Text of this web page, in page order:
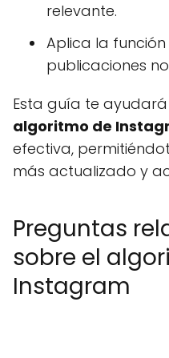
relevante.
Aplica la función
publicaciones
Esta guía te
algoritmo de
efectiva,
más actualizado y
Preguntas
sobre el
Instagram